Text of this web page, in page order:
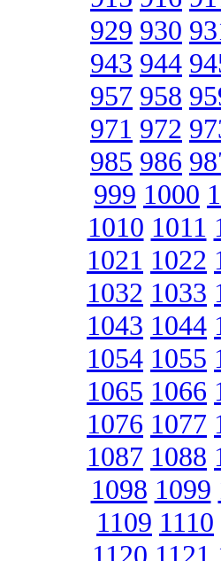
929 930
943 944
957 958
971 972
985 986
999 1000
1010 1011
1021 1022
1032 1033
1043 1044
1054 1055
1065 1066
1076 1077
1087 1088
1098 1099
1109 1110